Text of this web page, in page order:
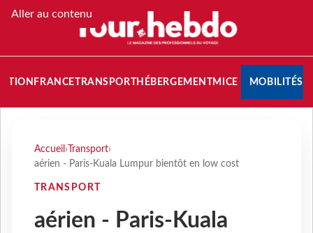
Aller au contenu
FRANCETRANSPORT HÉBERGEMENTMICE MOBILITÉS
Accueil › Transport›
aérien - Paris-Kuala Lumpur bientôt en low cost
TRANSPORT
aérien - Paris-Kuala